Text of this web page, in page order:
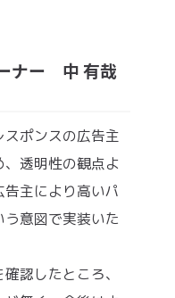
ナー 中 有哉
ポンスの広告主
透明性の観点よ
主により高いパ
意図で実装いた
認したところ、